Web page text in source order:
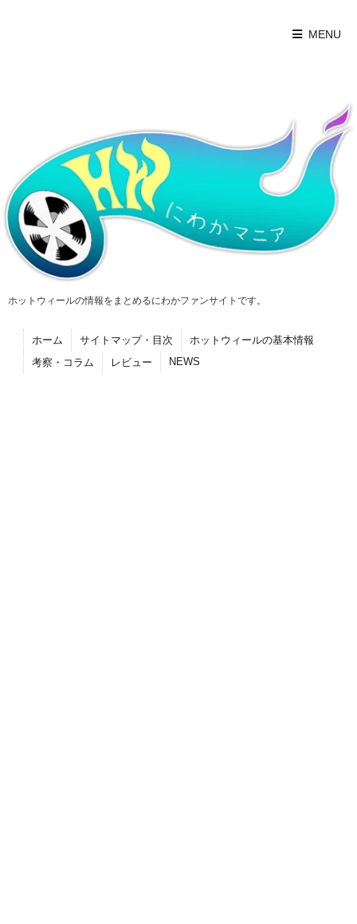
MENU
ホットウィールの情報をまとめるにわかファンサイトです。
ホーム サイトマップ・目次
ホットウィールの基本情報
考察・コラム
レビュー NEWS